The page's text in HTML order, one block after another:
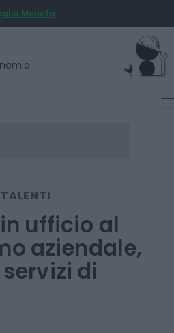
Moneta
ufficio al
aziendale,
di